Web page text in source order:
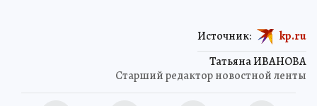
Татьяна ИВАНОВА
Старший редактор новостной ленты
Источник: kp.ru